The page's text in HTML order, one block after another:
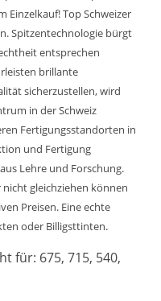
Einzelkauf! Top Schweizer
Spitzentechnologie bürgt
entsprechen
brillante
sicherzustellen, wird
in der Schweiz
Fertigungsstandorten in
und Fertigung
Lehre und Forschung.
gleichziehen können
Preisen. Eine echte
oder Billigsttinten.
für: 675, 715, 540,